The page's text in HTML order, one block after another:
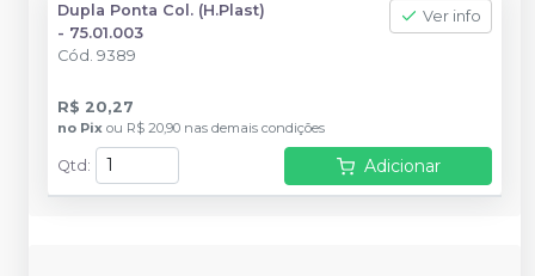
Dupla Ponta Col. (H.Plast)
- 75.01.003
Cód. 9389
Ver info
R$ 20,27
no Pix ou R$ 20,90 nas demais condições
Qtd : Adicionar